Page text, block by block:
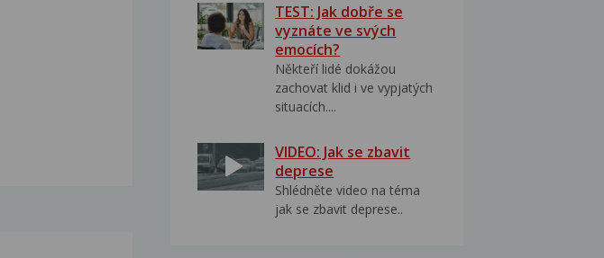
TEST: Jak dobře se
vyznáte ve svých
emocích?
Někteří lidé dokážou
zachovat klid i ve vypjatých
situacích....
VIDEO: Jak se zbavit
deprese
Shlédněte video na téma
jak se zbavit deprese..